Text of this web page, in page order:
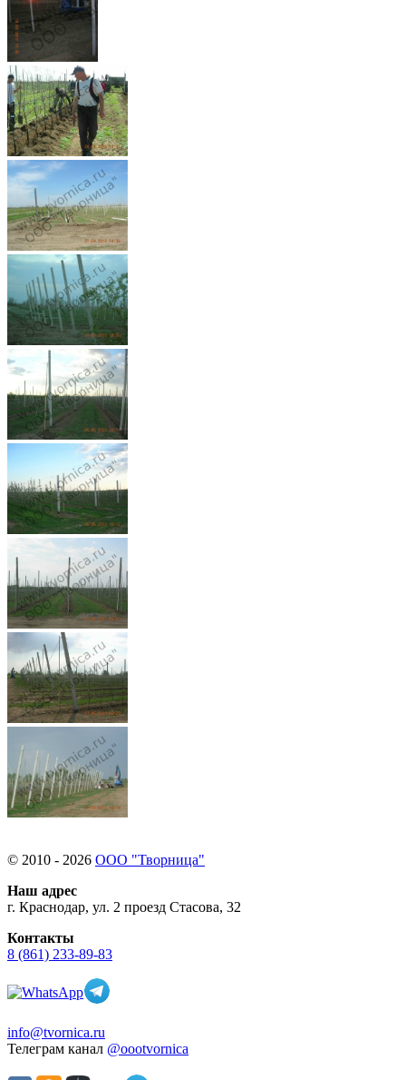
© 2010 - 2026 ООО "Творница"
Наш адрес
г. Краснодар, ул. 2 проезд Стасова, 32
Контакты
8 (861) 233-89-83
info@tvornica.ru
Телеграм канал @oootvornica